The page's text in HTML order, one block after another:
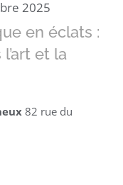
2025
en éclats :
et la
82 rue du